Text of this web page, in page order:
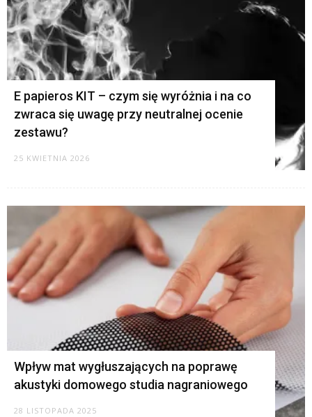
E papieros KIT – czym się wyróżnia i na co
zwraca się uwagę przy neutralnej ocenie
zestawu?
25 KWIETNIA 2026
Wpływ mat wygłuszających na poprawę
akustyki domowego studia nagraniowego
28 LISTOPADA 2025